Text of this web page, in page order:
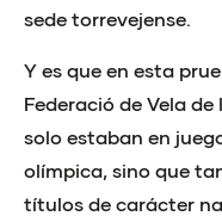
sede torrevejense.
Y es que en esta
Federació de Vela
solo estaban en
olímpica, sino que
títulos de carácter